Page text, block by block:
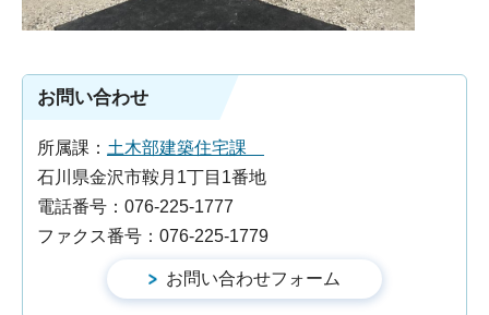
お問い合わせ
所属課： 土木部建築住宅課
石川県金沢市鞍月1丁目1番地
電話番号：076-225-1777
ファクス番号：076-225-1779